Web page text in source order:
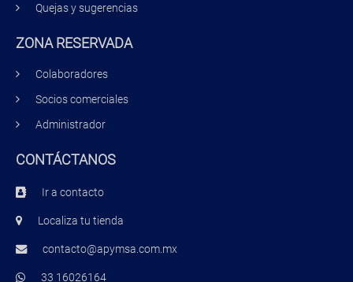
Quejas y sugerencias
ZONA RESERVADA
Colaboradores
Socios comerciales
Administrador
CONTÁCTANOS
Ir a contacto
Localiza tu tienda
contacto@apymsa.com.mx
33 16026164